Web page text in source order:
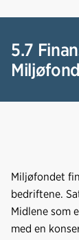
5.7
Miljøfondet
bedriftene.
Midlene som
med en